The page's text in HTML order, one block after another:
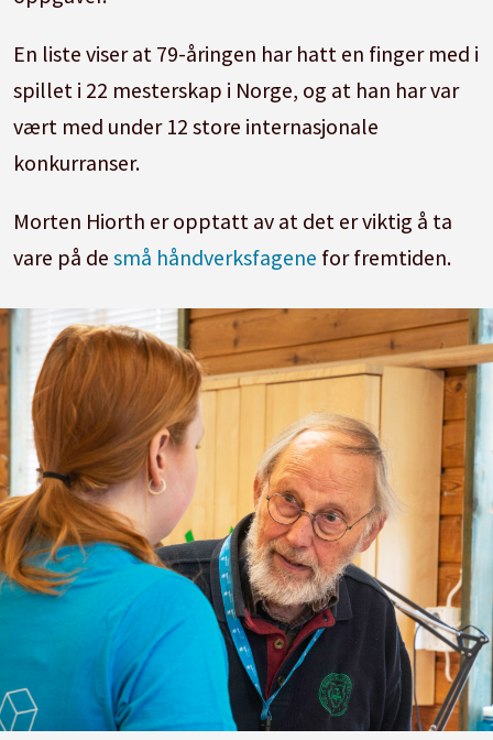
En liste viser at 79-åringen har hatt en finger med i
spillet i 22 mesterskap i Norge, og at han har var
vært med under 12 store internasjonale
konkurranser.
Morten Hiorth er opptatt av at det er viktig å ta
vare på de små håndverksfagene for fremtiden.